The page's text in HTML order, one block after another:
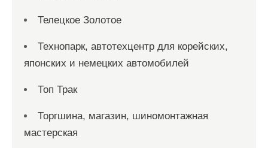
Телецкое Золотое
Технопарк, автотехцентр для корейских,
японских и немецких автомобилей
Топ Трак
Торгшина, магазин, шиномонтажная
мастерская